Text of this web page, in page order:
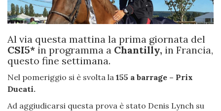
Al via questa mattina la prima giornata del
CSI5* in programma a Chantilly, in Francia,
questo fine settimana.
Nel pomeriggio si è svolta la 155 a barrage – Prix
Ducati.
Ad aggiudicarsi questa prova è stato Denis Lynch su